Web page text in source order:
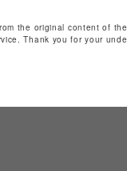
the original content of
Thank you for your